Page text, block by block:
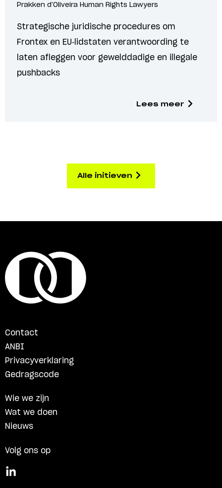
Prakken d'Oliveira Human Rights Lawyers
Strategische juridische procedures om
Frontex en EU-lidstaten verantwoording te
laten afleggen voor gewelddadige en illegale
pushbacks
Lees meer
Alle initieven
Contact
ANBI
Privacyverklaring
Gedragscode
Wie we zijn
Wat we doen
Nieuws
Volg ons op